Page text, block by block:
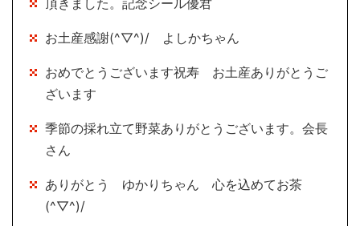
お土産感謝(^▽^)/ よしかちゃん
おめでとうございます祝寿 お土産ありがとうご
ざいます
季節の採れ立て野菜ありがとうございます。会長
さん
ありがとう ゆかりちゃん 心を込めてお茶
(^▽^)/